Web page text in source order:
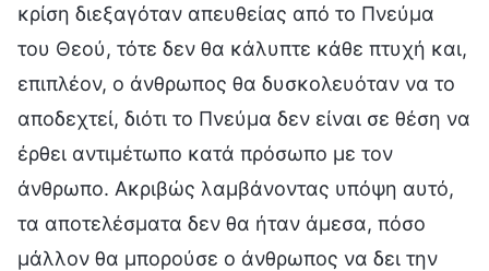
κρίση διεξαγόταν απευθείας από το Πνεύμα
του Θεού, τότε δεν θα κάλυπτε κάθε πτυχή και,
επιπλέον, ο άνθρωπος θα δυσκολευόταν να το
αποδεχτεί, διότι το Πνεύμα δεν είναι σε θέση να
έρθει αντιμέτωπο κατά πρόσωπο με τον
άνθρωπο. Ακριβώς λαμβάνοντας υπόψη αυτό,
τα αποτελέσματα δεν θα ήταν άμεσα, πόσο
μάλλον θα μπορούσε ο άνθρωπος να δει την